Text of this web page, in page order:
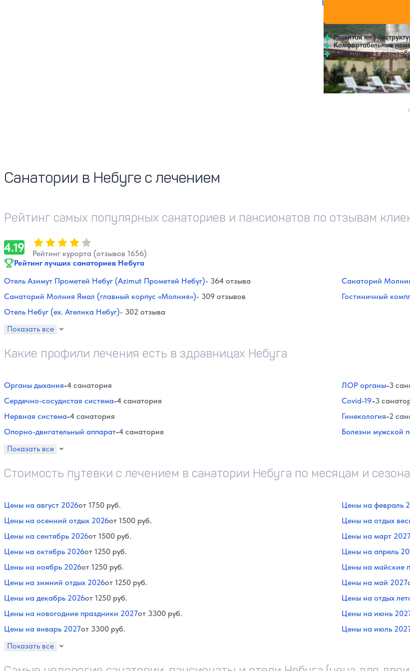
Гостиничный
4.4
Развитая
Комфортабельные
4 ресторана с
Открытый бассейн
Санатории в Небуге с лечением
Рейтинг самых популярных санаториев и пансионатов по отзывам
4.19 Оценка, количество звезд:
Рейтинг курорта (отзывов 1656)
Рейтинг лучших санаториев Небуга
Отель Азимут Прометей Небуг (Azimut Прометей Небуг)- 364 отзыва
Санаторий Молния Ямал (главный корпус «Молния»)- 309 отзывов
Отель Небуг (ex. Ателика Небуг)- 302 отзыва
Санаторий
Гостиничный
Показать все
Какие профили лечения есть в здравницах Небуга
Органы дыхания-4 санатория
Сердечно-сосудистая система-4 санатория
Нервная система-4 санатория
Опорно-двигательный аппарат-4 санатория
ЛОР органы-3
Covid-19-3
Гинекология-2
Болезни мужской
Показать все
Стоимость путевки с лечением в санатории Небуга по месяцам и
Цены на август 2026от 1750 руб.
Цены на осенний отдых 2026от 1500 руб.
Цены на сентябрь 2026от 1500 руб.
Цены на октябрь 2026от 1250 руб.
Цены на ноябрь 2026от 1250 руб.
Цены на зимний отдых 2026от 1250 руб.
Цены на декабрь 2026от 1250 руб.
Цены на новогодние праздники 2027от 3300 руб.
Цены на январь 2027от 3300 руб.
Цены на февраль
Цены на отдых
Цены на март
Цены на апрель
Цены на майские
Цены на май 2027
Цены на отдых
Цены на июнь
Цены на июль
Показать все